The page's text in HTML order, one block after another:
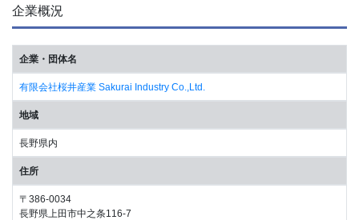
企業概況
企業・団体名
有限会社桜井産業 Sakurai Industry Co.,Ltd.
地域
長野県内
住所
〒386-0034
長野県上田市中之条116-7